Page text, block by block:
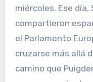
miércoles. Ese
compartieron
el Parlamento
cruzarse más allá
camino que